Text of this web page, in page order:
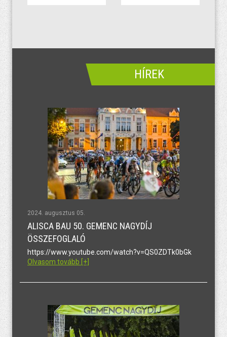
HÍREK
2024. augusztus 05.
ALISCA BAU 50. GEMENC NAGYDÍJ
ÖSSZEFOGLALÓ
https://www.youtube.com/watch?v=QS0ZDTk0bGk
Olvasom tovább [+]